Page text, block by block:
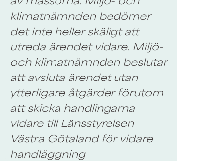
klimatnämnden bedömer
det inte heller skäligt att
utreda ärendet vidare. Miljö-
och klimatnämnden beslutar
att avsluta ärendet utan
ytterligare åtgärder förutom
att skicka handlingarna
vidare till Länsstyrelsen
Västra Götaland för vidare
handläggning